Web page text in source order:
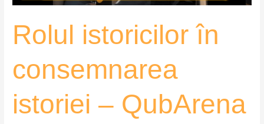
Rolul istoricilor în
consemnarea
istoriei – QubArena